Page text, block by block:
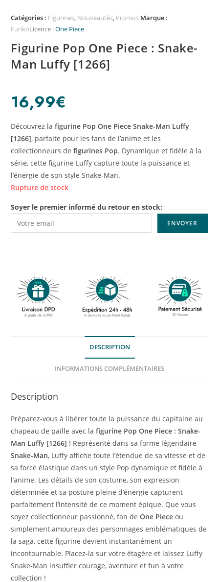
Catégories : Figurines, Nouveautés, Promos Marque :
FunkoLicence :One Piece
Figurine Pop One Piece : Snake-
Man Luffy [1266]
16,99€
Découvrez lafigurine Pop One Piece Snake-Man Luffy
[1266], parfaite pour les fans de l’anime et les
collectionneurs defigurines Pop. Dynamique et fidèle à la
série, cette figurine Luffy capture toute la puissance et
l’énergie de son style Snake-Man.
Rupture de stock
Soyer le premier informé du retour en stock:
DESCRIPTION
INFORMATIONS COMPLÉMENTAIRES
Description
Préparez-vous à libérer toute la puissance du capitaine au
chapeau de paille avec lafigurine Pop One Piece : Snake-
Man Luffy [1266] ! Représenté dans sa forme légendaire
Snake-Man, Luffy affiche toute l’étendue de sa vitesse et de
sa force élastique dans un style Pop dynamique et fidèle à
l’anime. Les détails de son costume, son expression
déterminée et sa posture pleine d’énergie capturent
parfaitement l’intensité de ce moment épique. Que vous
soyez collectionneur passionné, fan deOne Piece ou
simplement amoureux des personnages emblématiques de
la saga, cette figurine devient instantanément un
incontournable. Placez-la sur votre étagère et laissez Luffy
Snake-Man insuffler courage, aventure et fun à votre
collection !